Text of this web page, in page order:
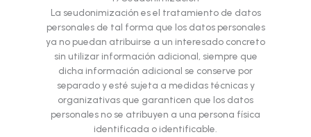
La seudonimización es el tratamiento de datos
personales de tal forma que los datos personales
ya no puedan atribuirse a un interesado concreto
sin utilizar información adicional, siempre que
dicha información adicional se conserve por
separado y esté sujeta a medidas técnicas y
organizativas que garanticen que los datos
personales no se atribuyen a una persona física
identificada o identificable.